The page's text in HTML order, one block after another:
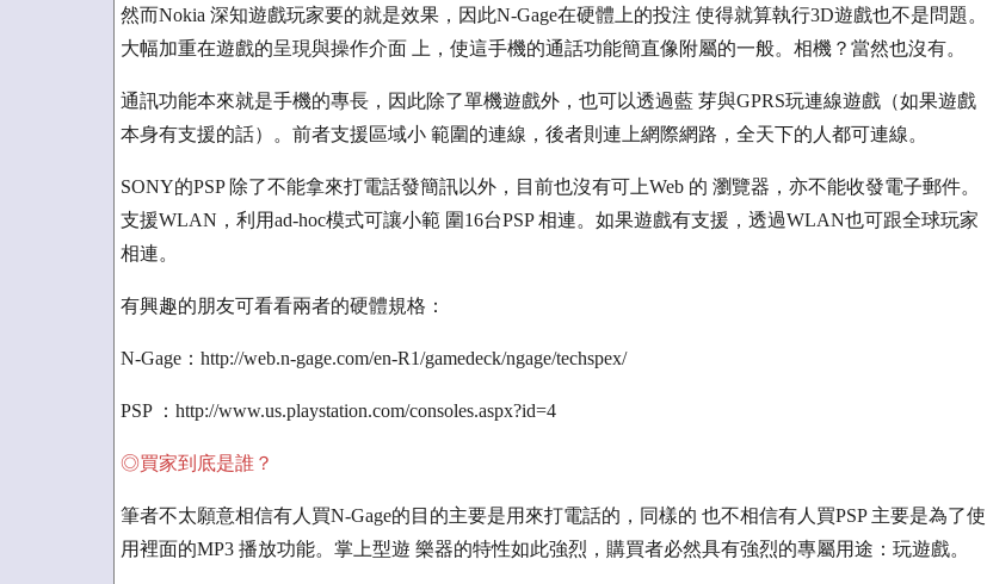
然而Nokia 深知遊戲玩家要的就是效果，因此N-Gage在硬體上的投注 使得就算執行3D遊戲也不是問題。
大幅加重在遊戲的呈現與操作介面 上，使這手機的通話功能簡直像附屬的一般。相機？當然也沒有。
通訊功能本來就是手機的專長，因此除了單機遊戲外，也可以透過藍 芽與GPRS玩連線遊戲（如果遊戲
本身有支援的話）。前者支援區域小 範圍的連線，後者則連上網際網路，全天下的人都可連線。
SONY的PSP 除了不能拿來打電話發簡訊以外，目前也沒有可上Web 的 瀏覽器，亦不能收發電子郵件。
支援WLAN，利用ad-hoc模式可讓小範 圍16台PSP 相連。如果遊戲有支援，透過WLAN也可跟全球玩家
相連。
有興趣的朋友可看看兩者的硬體規格：
N-Gage：http://web.n-gage.com/en-R1/gamedeck/ngage/techspex/
PSP ：http://www.us.playstation.com/consoles.aspx?id=4
◎買家到底是誰？
筆者不太願意相信有人買N-Gage的目的主要是用來打電話的，同樣的 也不相信有人買PSP 主要是為了使
用裡面的MP3 播放功能。掌上型遊 樂器的特性如此強烈，購買者必然具有強烈的專屬用途：玩遊戲。